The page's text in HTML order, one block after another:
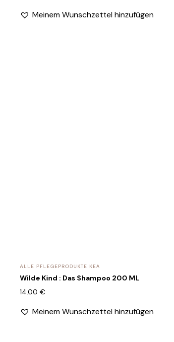
Meinem Wunschzettel hinzufügen
ALLE PFLEGEPRODUKTE KEA
Wilde Kind : Das Shampoo 200 ML
14.00 €
Meinem Wunschzettel hinzufügen